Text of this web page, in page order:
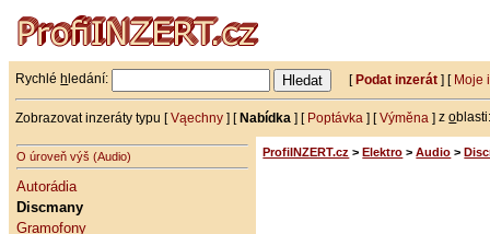
Rychlé h ledání: [Podat inzerát ] [ Moje
Zobrazovat inzeráty typu [Vąechny ] [Nabídka ] [ Poptávka ] [Výměna ]zo
O úroveň výš (Audio)
Autorádia
Discmany
Gramofony
ProfiINZERT.cz > Elektro >Audio >